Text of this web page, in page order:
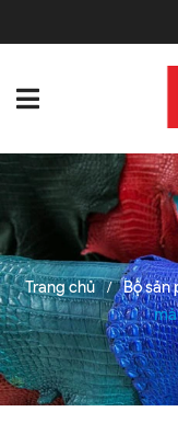
Trang chủ / Bộ sản